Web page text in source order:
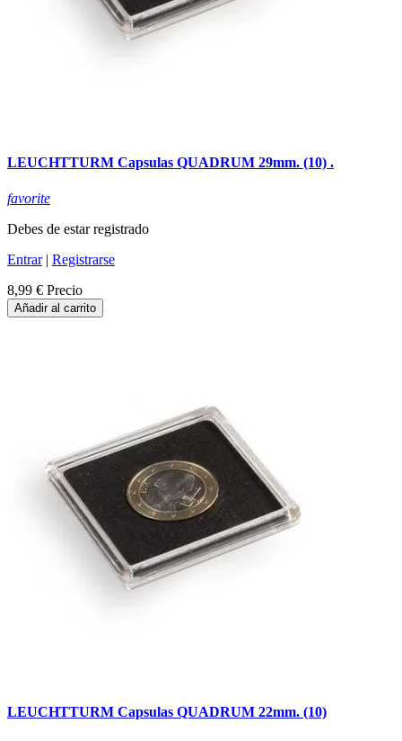
LEUCHTTURM Capsulas QUADRUM 29mm. (10) .
favorite
Debes de estar registrado
Entrar| Registrarse
8,99 € Precio
Añadir al carrito
LEUCHTTURM Capsulas QUADRUM 22mm. (10)